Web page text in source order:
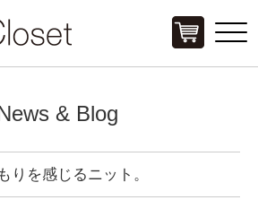
Click
& Blog
りを感じるニット。